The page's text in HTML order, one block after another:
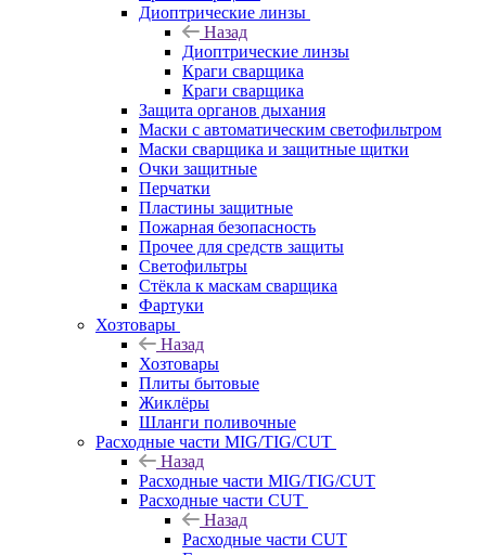
Диоптрические линзы
Назад
Диоптрические линзы
Краги сварщика
Краги сварщика
Защита органов дыхания
Маски с автоматическим светофильтром
Маски сварщика и защитные щитки
Очки защитные
Перчатки
Пластины защитные
Пожарная безопасность
Прочее для средств защиты
Светофильтры
Стёкла к маскам сварщика
Фартуки
Хозтовары
Назад
Хозтовары
Плиты бытовые
Жиклёры
Шланги поливочные
Расходные части MIG/TIG/CUT
Назад
Расходные части MIG/TIG/CUT
Расходные части CUT
Назад
Расходные части CUT